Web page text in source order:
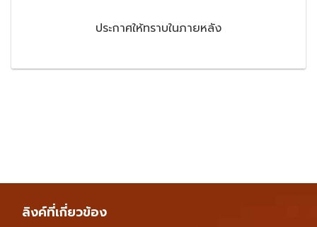
ประกาศให้ทราบในภายหลัง
ลิงค์ที่เกี่ยวข้อง